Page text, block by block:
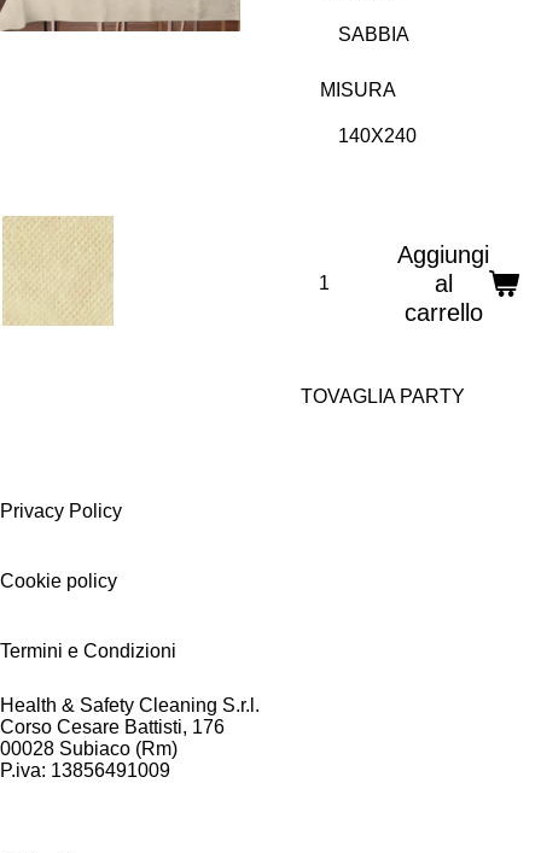
MISURA
Aggiungi
al
carrello
TOVAGLIA PARTY
Privacy Policy
Cookie policy
Termini e Condizioni
Health & Safety Cleaning S.r.l.
Corso Cesare Battisti, 176
00028 Subiaco (Rm)
P.iva: 13856491009